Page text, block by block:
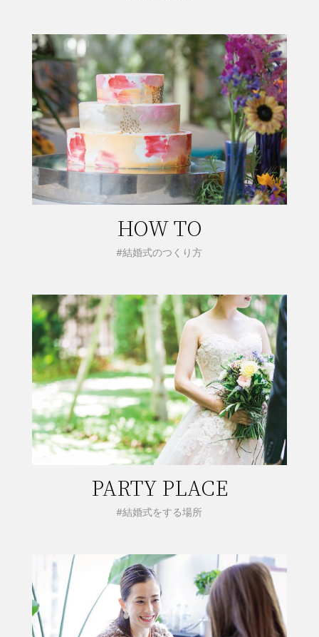
HOW TO
#結婚式のつくり方
PARTY PLACE
#結婚式をする場所